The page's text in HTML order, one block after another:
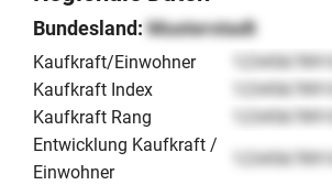
Bundesland: Musterstadt
Kaufkraft/Einwohner
12345678910
Kaufkraft Index
12345678910
Kaufkraft Rang
12345678910
Entwicklung Kaufkraft /
Einwohner
12345678910